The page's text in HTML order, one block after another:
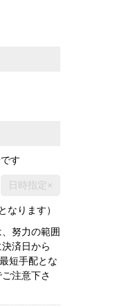
す
日時指定×
なります）
努力の範囲
済日から
短手配とな
注意下さ